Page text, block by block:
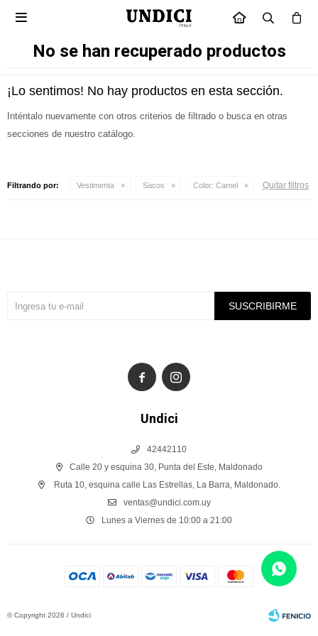
INICIO

No se han recuperado productos
¡Lo sentimos! No hay productos en esta sección.
Inténtalo nuevamente con otros criterios de filtrado o busca en otras
secciones de nuestro catálogo.
Filtrando por: Vestimenta Sacos Color: Camel Quitar filtros
Undici
42442110
Calle 20 y esquina 30, Punta del Este, Maldonado
Ruta 10, esquina calle Las Estrellas, La Barra, Maldonado.
ventas@undici.com.uy
Lunes a Viernes de 10:00 a 21:00
SUSCRIBIRME
 
© Copyright 2026 / Undici